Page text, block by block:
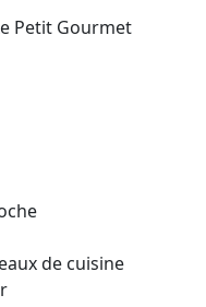
Petit Gourmet
de cuisine